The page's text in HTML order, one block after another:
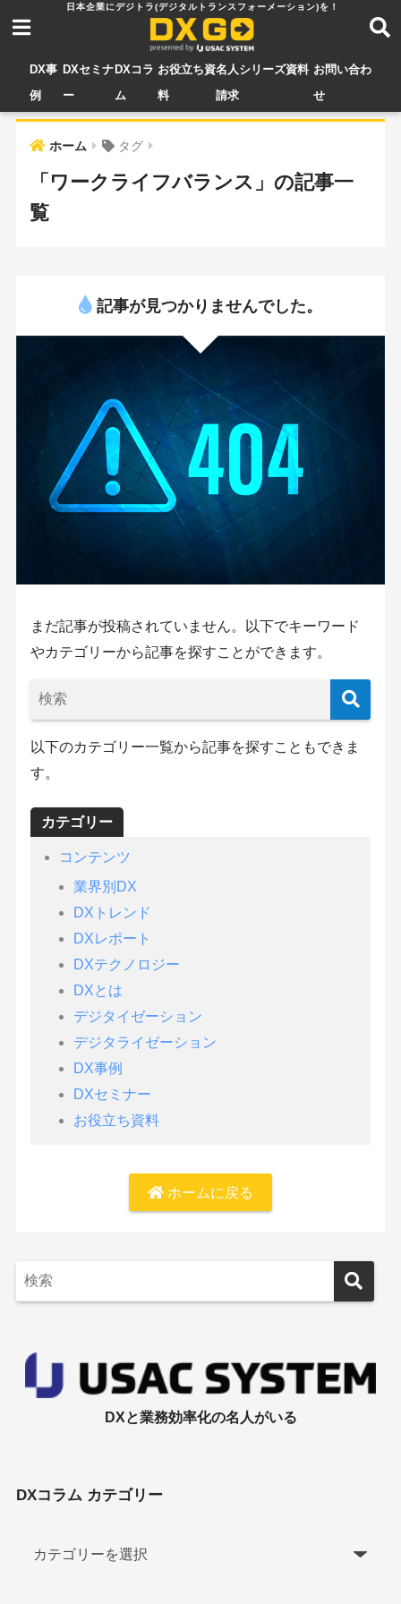
DX事
例
DXセミナ
ー
DXコラ
ム
お役立ち資
料
名人シリーズ資料
請求
お問い合わ
せ
ホーム タグ
「ワークライフバランス」の記事一
覧
記事が見つかりませんでした。
まだ記事が投稿されていません。以下でキーワード
やカテゴリーから記事を探すことができます。
以下のカテゴリー一覧から記事を探すこともできま
す。
カテゴリー
コンテンツ
業界別DX
DXトレンド
DXレポート
DXテクノロジー
DXとは
デジタイゼーション
デジタライゼーション
DX事例
DXセミナー
お役立ち資料
ホームに戻る
DXと業務効率化の名人がいる
DXコラム カテゴリー